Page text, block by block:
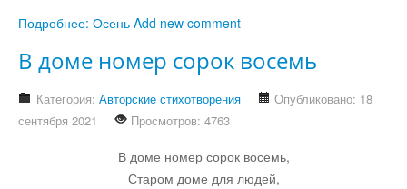
Lietuviškai
Подробнее: Осень Add new comment
В доме номер сорок восемь
Категория: Авторские стихотворения
Опубликовано: 18
сентября 2021
Просмотров: 4763
В доме номер сорок восемь,
Старом доме для людей,